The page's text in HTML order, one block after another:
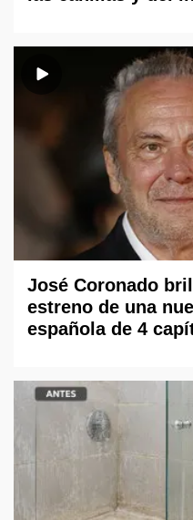
José Coronado
estreno de una
española de 4